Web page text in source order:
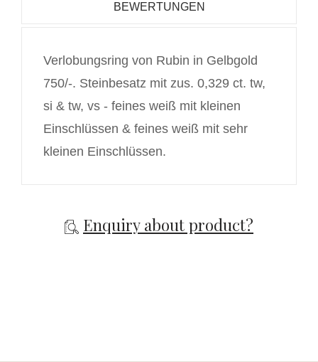
BEWERTUNGEN
Verlobungsring von Rubin in Gelbgold
750/-. Steinbesatz mit zus. 0,329 ct. tw,
si & tw, vs - feines weiß mit kleinen
Einschlüssen & feines weiß mit sehr
kleinen Einschlüssen.
Enquiry about product?